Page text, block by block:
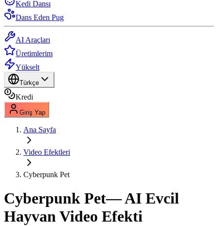
Kedi Dansı
Dans Eden Pug
AI Araçları
Üretimlerim
Yükselt
Türkçe
Kredi
Giriş Yap
Ana Sayfa
Video Efektleri
Cyberpunk Pet
Cyberpunk Pet— AI Evcil
Hayvan Video Efekti